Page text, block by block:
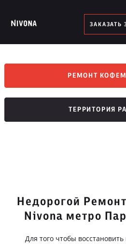
ЗАКАЗАТЬ
РЕМОНТ
ТЕРРИТОРИЯ
Недорогой
Nivona метро
Для того чтобы